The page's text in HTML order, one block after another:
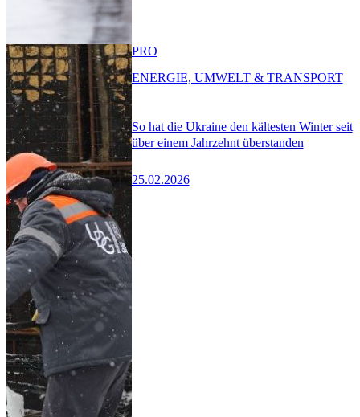
So hat die Ukraine den kältesten Winter seit
über einem Jahrzehnt überstanden
25.02.2026
PRO
ENERGIE, UMWELT & TRANSPORT